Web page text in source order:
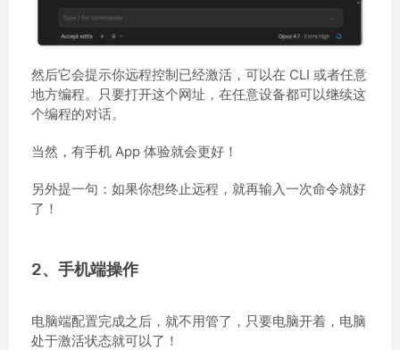
然后它会提示你远程控制已经激活，可以在 CLI 或者任意
地方编程。只要打开这个网址，在任意设备都可以继续这
个编程的对话。
当然，有手机 App 体验就会更好！
另外提一句：如果你想终止远程，就再输入一次命令就好
了！
2、手机端操作
电脑端配置完成之后，就不用管了，只要电脑开着，电脑
处于激活状态就可以了！